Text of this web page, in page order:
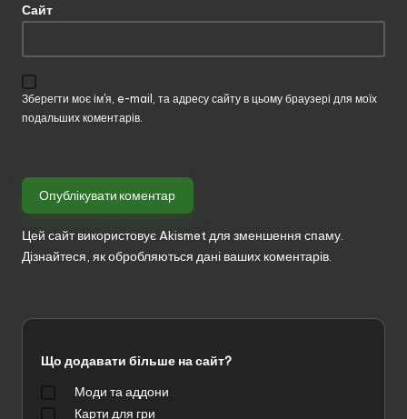
Сайт
Зберегти моє ім'я, e-mail, та адресу сайту в цьому браузері для моїх
подальших коментарів.
Цей сайт використовує Akismet для зменшення спаму.
Дізнайтеся, як обробляються дані ваших коментарів.
Що додавати більше на сайт?
Моди та аддони
Карти для гри